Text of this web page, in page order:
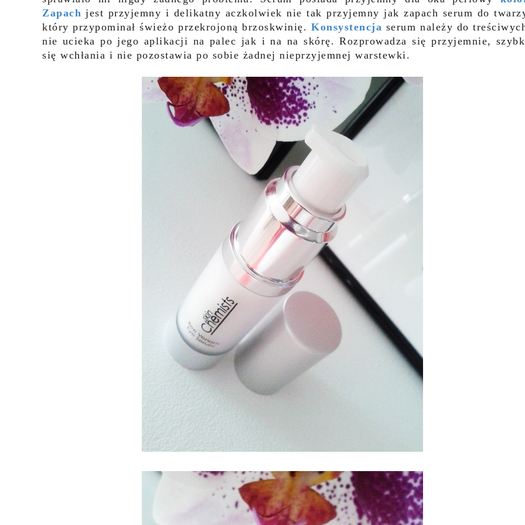
Zapach jest przyjemny i delikatny aczkolwiek nie tak przyjemny jak zapach serum do
który przypominał świeżo przekrojoną brzoskwinię.Konsystencja serum należy do
nie ucieka po jego aplikacji na palec jak i na na skórę. Rozprowadza się przyjemnie,
się wchłania i nie pozostawia po sobie żadnej nieprzyjemnej warstewki.